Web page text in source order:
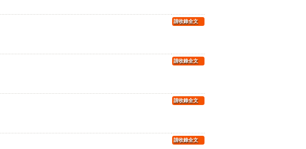
請收錄全文
請收錄全文
請收錄全文
請收錄全文